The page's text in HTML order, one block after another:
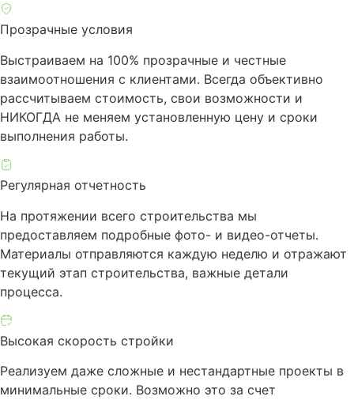
Прозрачные условия
Выстраиваем на 100% прозрачные и честные
взаимоотношения с клиентами. Всегда объективно
рассчитываем стоимость, свои возможности и
НИКОГДА не меняем установленную цену и сроки
выполнения работы.
Регулярная отчетность
На протяжении всего строительства мы
предоставляем подробные фото- и видео-отчеты.
Материалы отправляются каждую неделю и отражают
текущий этап строительства, важные детали
процесса.
Высокая скорость стройки
Реализуем даже сложные и нестандартные проекты в
минимальные сроки. Возможно это за счет